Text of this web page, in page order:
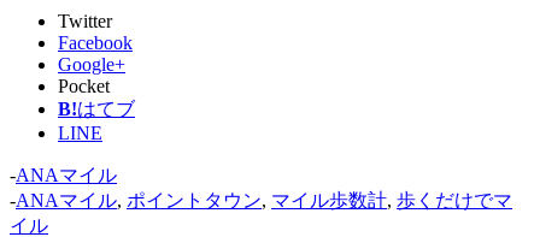
Twitter
Facebook
Google+
Pocket
B!はてブ
LINE
-ANAマイル
-ANAマイル, ポイントタウン, マイル歩数計, 歩くだけでマ
イル